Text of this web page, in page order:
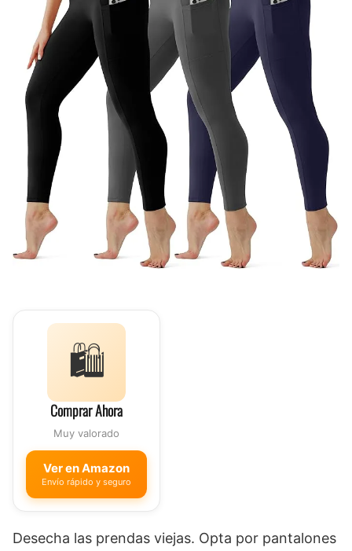
🛍️
Comprar Ahora
Muy valorado
Ver en Amazon
Envío rápido y seguro
Desecha las prendas viejas. Opta por pantalones